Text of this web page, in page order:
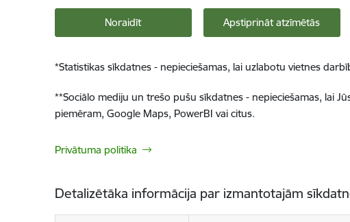
Noraidīt Apstiprināt atzīmētās
*Statistikas sīkdatnes - nepieciešamas, lai uzlabotu vietnes
**Sociālo mediju un trešo pušu sīkdatnes - nepieciešamas, lai
piemēram, Google Maps, PowerBI vai citus.
Privātuma politika
Detalizētāka informācija par izmantotajām